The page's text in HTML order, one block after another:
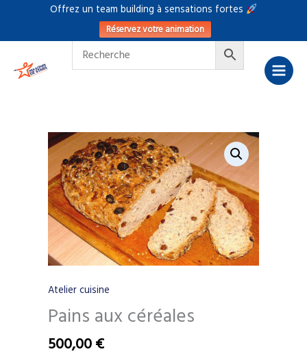
Offrez un team building à sensations fortes
Réservez votre animation
contenu
Atelier cuisine
Pains aux céréales
500,00 €